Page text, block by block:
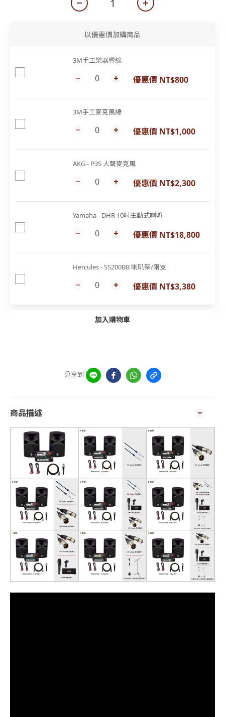
以優惠價加購商品
3M手工樂器導線
優惠價 NT$800
3M手工麥克風線
優惠價 NT$1,000
AKG - P3S 人聲麥克風
優惠價 NT$2,300
Yamaha - DHR 10吋主動式喇叭
優惠價 NT$18,800
Hercules - SS200BB 喇叭架/兩支
優惠價 NT$3,380
加入購物車
分享到
商品描述